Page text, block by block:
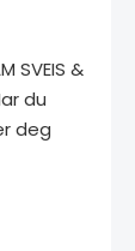
SVEIS &
du
deg